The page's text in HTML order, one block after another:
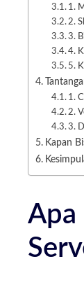
1.
2.
3.
4.
5.
1.
2.
3.
Kapan
Apa